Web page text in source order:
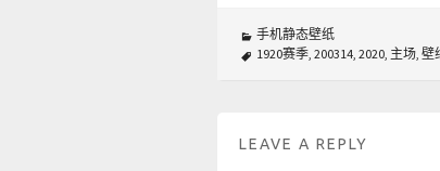
手机静态壁纸
1920赛季, 200314, 2020, 主场, 壁
LEAVE A REPLY